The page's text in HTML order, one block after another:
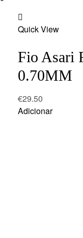
to
Quick View
Fio Asari
0.70MM
€29.50
Adicionar